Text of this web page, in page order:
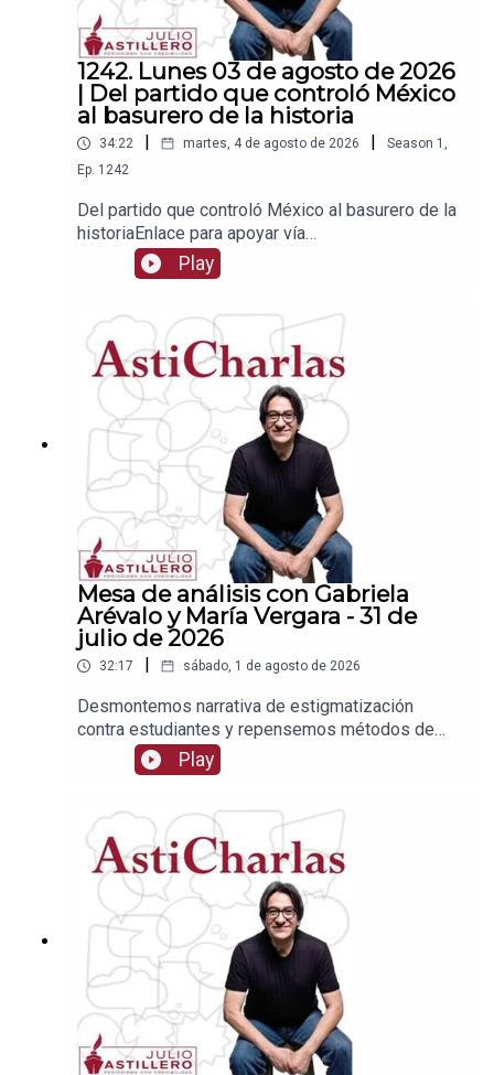
1242. Lunes 03 de agosto de 2026
| Del partido que controló México
al basurero de la historia
34:22 martes, 4 de agosto de 2026 Season 1 ,
Ep. 1242
Del partido que controló México al basurero de la
historiaEnlace para apoyar vía
Patreon:https://www.patreon.com/julioastilleroEnl
ace para hacer donaciones vía
a para hacer transferencias a cuenta BBVA a
nombre de Julio Hernández López:
1539408017CLABE: 012 320 01539408017
2Tienda:https://julioastillerotienda.com/
Play
Mesa de análisis con Gabriela
Arévalo y María Vergara - 31 de
julio de 2026
32:17 sábado, 1 de agosto de 2026
Desmontemos narrativa de estigmatización
contra estudiantes y repensemos métodos de
admisiónEnlace para apoyar vía
Patreon:https://www.patreon.com/julioastilleroEnl
PayPal:https://www.paypal.me/julioastilleroCuent
a para hacer transferencias a cuenta BBVA a
nombre de Julio Hernández López:
1539408017CLABE: 012 320 01539408017
2Tienda:https://julioastillerotienda.com/
Play